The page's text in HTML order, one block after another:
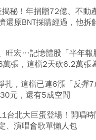
秘！年捐贈72億、不
還原BNT採購經過，他拆
旺宏…記憶體股「半年報
萬張，這檔2天砍6.2萬張
扎，這檔已連6漲「反彈7
元，還有5成空間
台北大巨蛋登場！開唱時
、演唱會歌單懶人包